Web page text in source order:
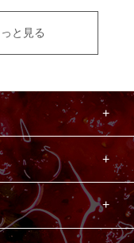
と見る